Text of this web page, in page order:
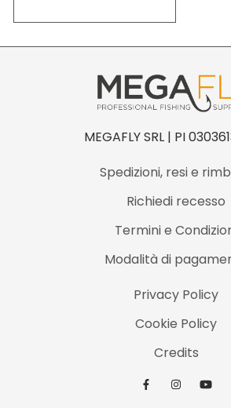
MEGAFLY SRL | PI
Spedizioni, resi e
Richiedi recesso
Termini e
Modalità di
Privacy Policy
Cookie Policy
Credits